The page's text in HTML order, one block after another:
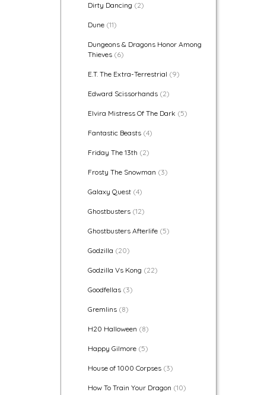
Dirty Dancing (2)
Dune (11)
Dungeons & Dragons Honor Among
Thieves (6)
E.T. The Extra-Terrestrial (9)
Edward Scissorhands (2)
Elvira Mistress Of The Dark (5)
Fantastic Beasts (4)
Friday The 13th (2)
Frosty The Snowman (3)
Galaxy Quest (4)
Ghostbusters (12)
Ghostbusters Afterlife (5)
Godzilla (20)
Godzilla Vs Kong (22)
Goodfellas (3)
Gremlins (8)
H20 Halloween (8)
Happy Gilmore (5)
House of 1000 Corpses (3)
How To Train Your Dragon (10)